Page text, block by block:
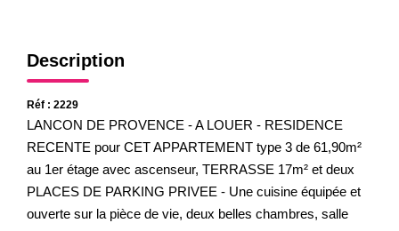
Description
Réf : 2229
LANCON DE PROVENCE - A LOUER - RESIDENCE
RECENTE pour CET APPARTEMENT type 3 de 61,90m²
au 1er étage avec ascenseur, TERRASSE 17m² et deux
PLACES DE PARKING PRIVEE - Une cuisine équipée et
ouverte sur la pièce de vie, deux belles chambres, salle